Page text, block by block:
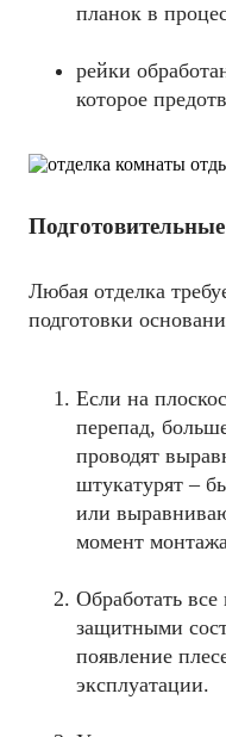
планок в
рейки
которое
Любая отделка
подготовки
Если на
перепад,
проводят
штукатурят –
или
момент
Обработать
защитными
появление
эксплуатации.